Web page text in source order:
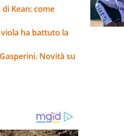
Kean: come
ha battuto la
Novità su